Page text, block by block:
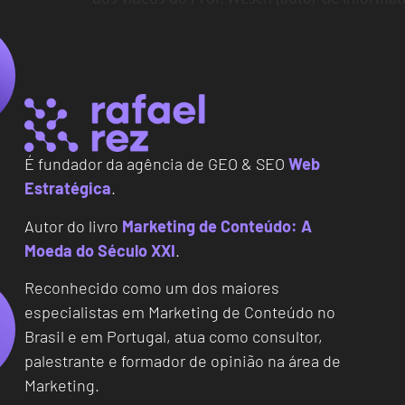
É fundador da agência de GEO & SEO Web
Estratégica.
Autor do livro Marketing de Conteúdo: A
Moeda do Século XXI.
Reconhecido como um dos maiores
especialistas em Marketing de Conteúdo no
Brasil e em Portugal, atua como consultor,
palestrante e formador de opinião na área de
Marketing.